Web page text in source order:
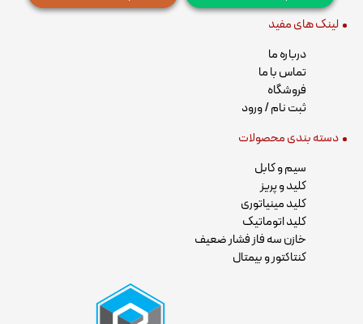
لینک های مفید
درباره ما
تماس با ما
فروشگاه
ثبت نام / ورود
دسته بندی محصولات
سیم و کابل
کلید و پریز
کلید مینیاتوری
کلید اتوماتیک
خازن سه فاز فشار ضعیف
کنتاکتور و بیمتال